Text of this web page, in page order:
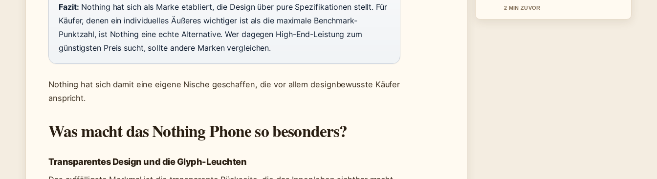
Fazit: Nothing hat sich als Marke etabliert, die Design über pure Spezifikationen stellt. Für
Käufer, denen ein individuelles Äußeres wichtiger ist als die maximale Benchmark-
Punktzahl, ist Nothing eine echte Alternative. Wer dagegen High-End-Leistung zum
günstigsten Preis sucht, sollte andere Marken vergleichen.
Nothing hat sich damit eine eigene Nische geschaffen, die vor allem designbewusste Käufer
anspricht.
Was macht das Nothing Phone so besonders?
Transparentes Design und die Glyph-Leuchten
4 MIN ZUVOR